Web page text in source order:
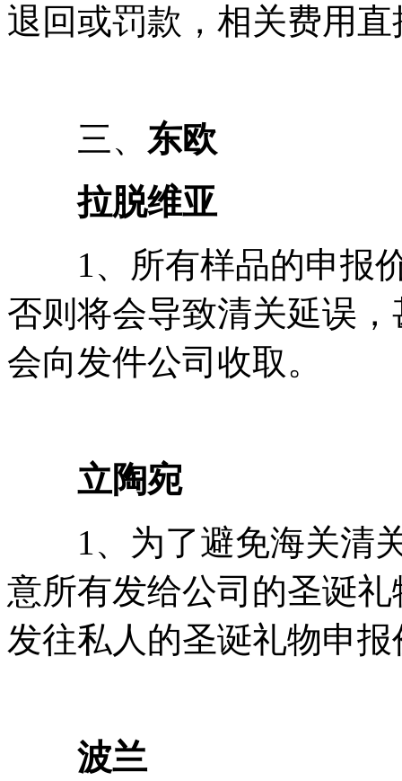
退回或罚款，相关费用
三、 东欧
拉脱维亚
1、所有样品的申报价
否则将会导致清关延误
会向发件公司收取。
立陶宛
1、为了避免海关清关
意所有发给公司的圣诞
发往私人的圣诞礼物申
波兰